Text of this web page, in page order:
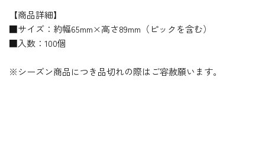
【商品詳細】
■サイズ：約幅65mm×高さ89mm（ピックを含む）
■入数：100個
※シーズン商品につき品切れの際はご容赦願います。